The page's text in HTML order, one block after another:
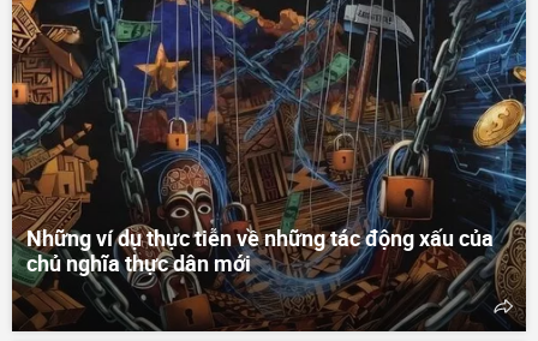
Những ví dụ thực tiễn về những tác động xấu của
chủ nghĩa thực dân mới